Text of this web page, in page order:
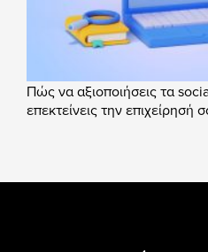
Πώς να αξιοποιήσεις τα
επεκτείνεις την επιχείρησή